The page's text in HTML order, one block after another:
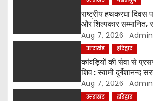
i
n
राष्ट्रीय हथकरघा दिवस
और शिल्पकार सम्मानित,
अपनाने का आह्वान
Aug 7, 2026 Admin
उत्तराखंड हरिद्वार
कांवड़ियों की सेवा से
शिव : स्वामी दुर्गेशानन्द
Aug 7, 2026 Admin
उत्तराखंड हरिद्वार